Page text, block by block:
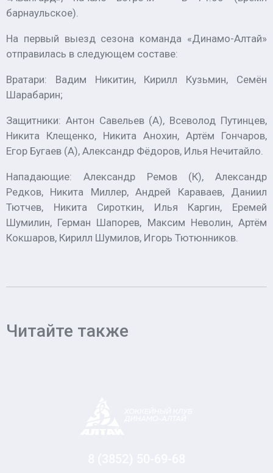
барнаульское).
На первый выезд сезона команда «Динамо-Алтай»
отправилась в следующем составе:
Вратари: Вадим Никитин, Кирилл Кузьмин, Семён
Шарабарин;
Защитники: Антон Савельев (А), Всеволод Путинцев,
Никита Клещенко, Никита Анохин, Артём Гончаров,
Егор Бугаев (А), Александр Фёдоров, Илья Нечитайло.
Нападающие: Александр Ремов (К), Александр
Редков, Никита Миллер, Андрей Караваев, Даниил
Тютчев, Никита Сироткин, Илья Каргин, Еремей
Шумилин, Герман Шапорев, Максим Неволин, Артём
Кокшаров, Кирилл Шумилов, Игорь Тютюнников.
Читайте также